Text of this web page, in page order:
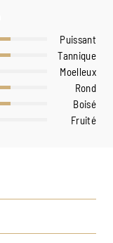
Puissant
Tannique
Moelleux
Rond
Boisé
Fruité